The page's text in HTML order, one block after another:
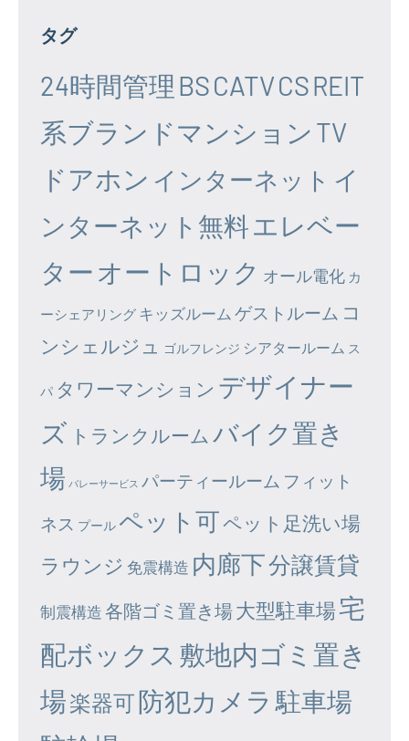
タグ
24時間管理 BSCATVCSREIT
系ブランドマンション TV
ドアホン インターネット イ
ンターネット無料エレベー
ター オートロック オール電化 カ
ーシェアリング キッズルーム ゲストルーム コ
ンシェルジュ
ゴルフレンジ シアタールーム ス
パ タワーマンション デザイナー
ズ トランクルーム バイク置き
場 バレーサービス パーティールーム フィット
ネス プール ペット可ペット足洗い場
ラウンジ 免震構造 内廊下分譲賃貸
制震構造 各階ゴミ置き場大型駐車場宅
配ボックス 敷地内ゴミ置き
場楽器可防犯カメラ 駐車場